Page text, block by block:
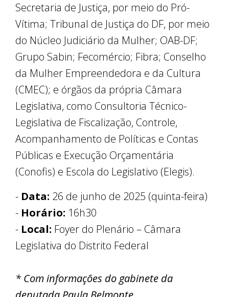
Secretaria de Justiça, por meio do Pró-
Vítima; Tribunal de Justiça do DF, por meio
do Núcleo Judiciário da Mulher; OAB-DF;
Grupo Sabin; Fecomércio; Fibra; Conselho
da Mulher Empreendedora e da Cultura
(CMEC); e órgãos da própria Câmara
Legislativa, como Consultoria Técnico-
Legislativa de Fiscalização, Controle,
Acompanhamento de Políticas e Contas
Públicas e Execução Orçamentária
(Conofis) e Escola do Legislativo (Elegis).
- Data: 26 de junho de 2025 (quinta-feira)
- Horário: 16h30
- Local: Foyer do Plenário – Câmara
Legislativa do Distrito Federal
* Com informações do gabinete da